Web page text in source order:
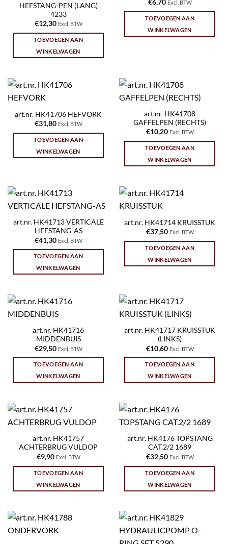
HEFSTANG-PEN (LANG)
4233
€12,30 Excl. BTW
TOEVOEGEN AAN
WINKELWAGEN
€6,70 Excl. BTW
TOEVOEGEN AAN
WINKELWAGEN
art.nr. HK41706 HEFVORK
€31,80 Excl. BTW
TOEVOEGEN AAN
WINKELWAGEN
art.nr. HK41708
GAFFELPEN (RECHTS)
€10,20 Excl. BTW
TOEVOEGEN AAN
WINKELWAGEN
art.nr. HK41713 VERTICALE
HEFSTANG-AS
€41,30 Excl. BTW
TOEVOEGEN AAN
WINKELWAGEN
art.nr. HK41714 KRUISSTUK
€37,50 Excl. BTW
TOEVOEGEN AAN
WINKELWAGEN
art.nr. HK41716
MIDDENBUIS
€29,50 Excl. BTW
TOEVOEGEN AAN
WINKELWAGEN
art.nr. HK41717 KRUISSTUK
(LINKS)
€10,60 Excl. BTW
TOEVOEGEN AAN
WINKELWAGEN
art.nr. HK41757
ACHTERBRUG VULDOP
€9,90 Excl. BTW
TOEVOEGEN AAN
WINKELWAGEN
art.nr. HK4176 TOPSTANG
CAT.2/2 1689
€32,50 Excl. BTW
TOEVOEGEN AAN
WINKELWAGEN